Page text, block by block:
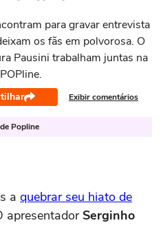
para gravar entrevista
os fãs em polvorosa. O
Pausini trabalham juntas na
Exibir comentários
Popline
a quebrar seu hiato de
apresentador Serginho